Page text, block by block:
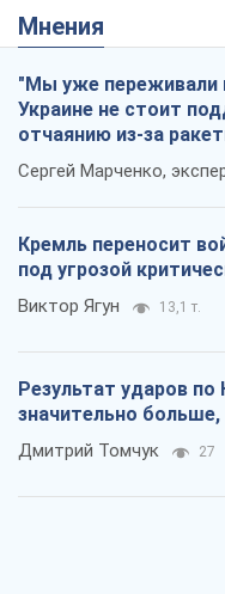
Мнения
"Мы уже переживали
Украине не стоит
отчаянию из-за
Сергей Марченко,
Кремль переносит
под угрозой
Виктор Ягун 13,1 т.
Результат ударов
значительно
Дмитрий Томчук 27